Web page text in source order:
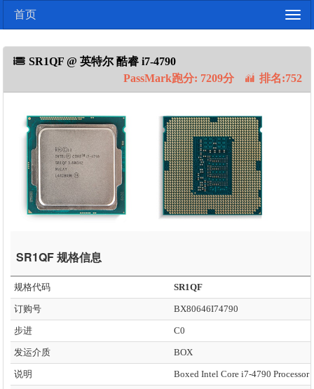
首页
SR1QF @ 英特尔 酷睿 i7-4790
PassMark跑分: 7209分
排名:752
SR1QF 规格信息
规格代码 SR1QF
订购号 BX80646I74790
步进 C0
发运介质 BOX
说明